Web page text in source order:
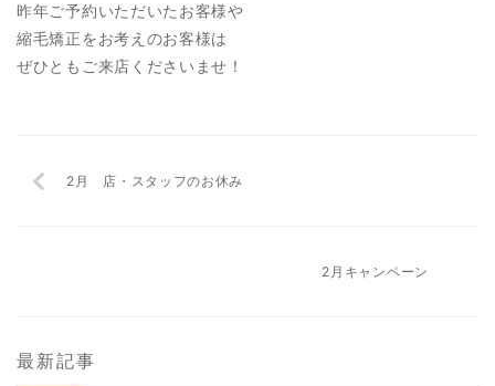
昨年ご予約いただいたお客様や
縮毛矯正をお考えのお客様は
ぜひともご来店くださいませ！
2月 店・スタッフのお休み
2月キャンペーン
最新記事